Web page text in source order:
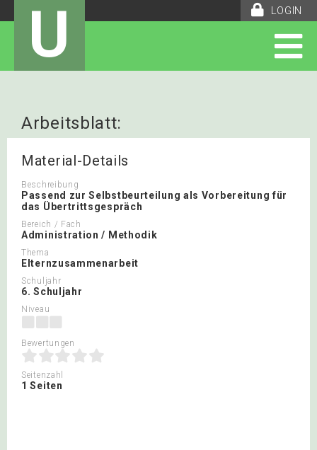
LOGIN
U
Arbeitsblatt:
Fremdbeurteilungsbogen
Material-Details
Beschreibung
Passend zur Selbstbeurteilung als Vorbereitung für
das Übertrittsgespräch
Bereich / Fach
Administration / Methodik
Thema
Elternzusammenarbeit
Schuljahr
6. Schuljahr
Niveau
Bewertungen
Seitenzahl
1 Seiten